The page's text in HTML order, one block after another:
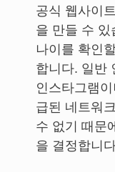
공식 웹사이
을 만들 수 있
나이를 확인
합니다. 일반
인스타그램
급된 네트워
수 없기 때문
을 결정합니